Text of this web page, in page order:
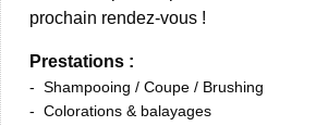
prochain rendez-vous !
Prestations :
Shampooing / Coupe / Brushing
Colorations & balayages